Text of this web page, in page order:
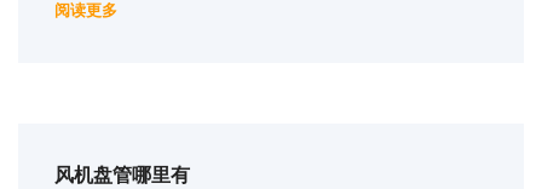
阅读更多
风机盘管哪里有